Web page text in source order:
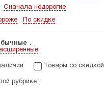
Сначала недорогие
По скидке
Товары со скидкой
рубрике: